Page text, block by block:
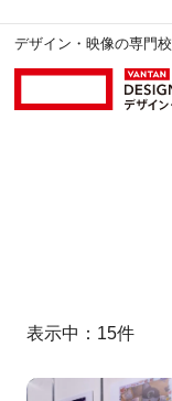
デザイン・映像の専門
表示中： 15件